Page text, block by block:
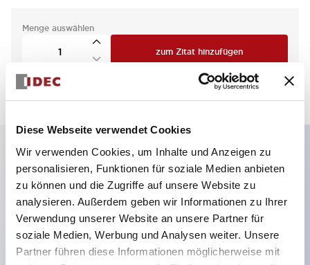
Diese Webseite verwendet Cookies
Wir verwenden Cookies, um Inhalte und Anzeigen zu
personalisieren, Funktionen für soziale Medien anbieten
zu können und die Zugriffe auf unsere Website zu
analysieren. Außerdem geben wir Informationen zu Ihrer
Verwendung unserer Website an unsere Partner für
soziale Medien, Werbung und Analysen weiter. Unsere
Partner führen diese Informationen möglicherweise mit
Menge auswählen
zum Zitat hinzufügen
Hauptmerkmale
Flacher Druckknopf, 3 Schließer-Kontakte,
freiliegende Schraubklemme, gelber Knopf